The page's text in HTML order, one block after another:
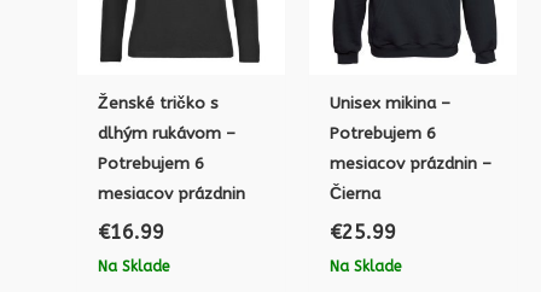
Ženské tričko s
dlhým rukávom –
Potrebujem 6
mesiacov prázdnin
€16.99
Na Sklade
Unisex mikina –
Potrebujem 6
mesiacov prázdnin –
Čierna
€25.99
Na Sklade